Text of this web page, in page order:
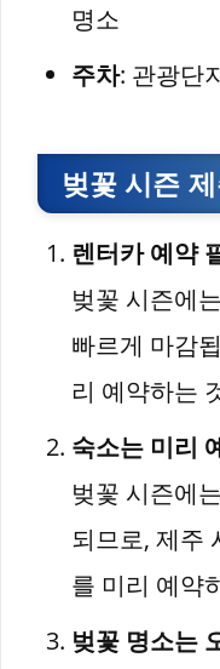
명소
주차: 관광단
벚꽃 시즌
렌터카 예약
벚꽃 시즌에
빠르게 마감
리 예약하는
숙소는 미리
벚꽃 시즌에
되므로, 제주
를 미리 예약
벚꽃 명소는